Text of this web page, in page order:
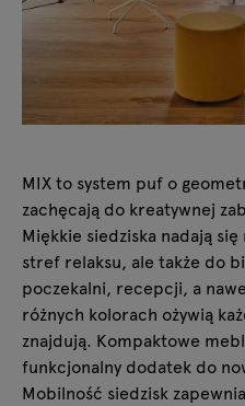
MIX to system puf o
zachęcają do kreatywnej
Miękkie siedziska nadają
stref relaksu, ale także do
poczekalni, recepcji, a
różnych kolorach ożywią
znajdują. Kompaktowe
funkcjonalny dodatek do
Mobilność siedzisk